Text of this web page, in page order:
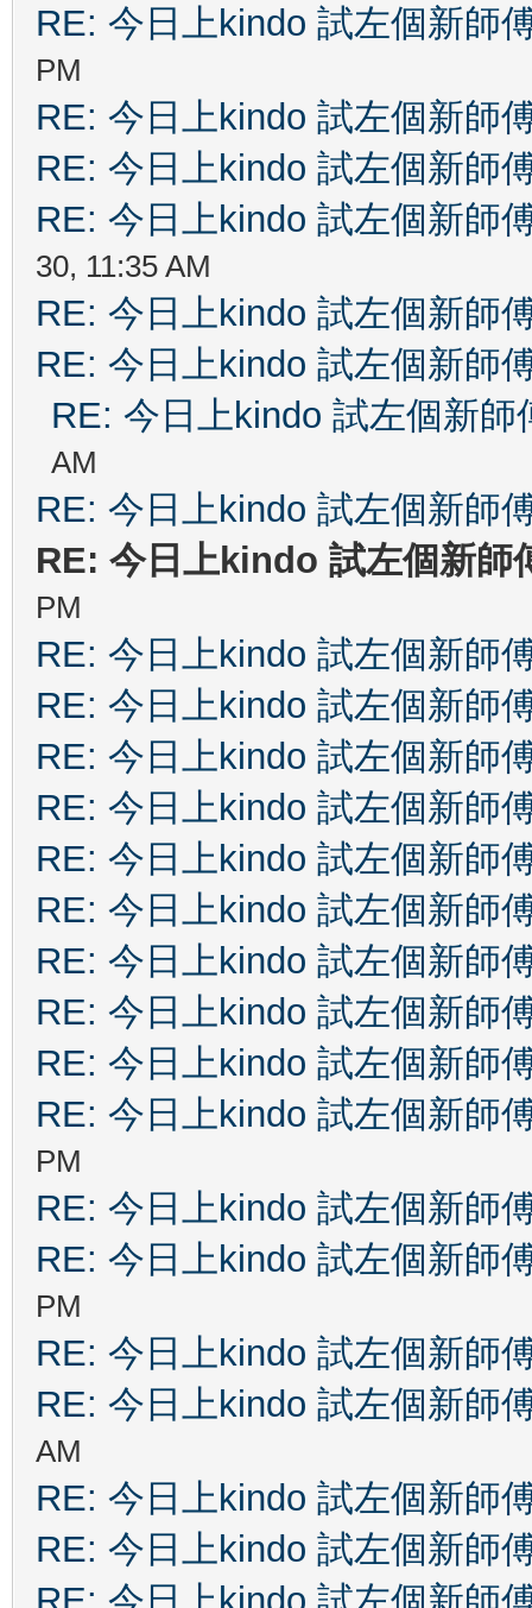
RE: 今日上kindo 試左個新師
PM
RE: 今日上kindo 試左個新師
RE: 今日上kindo 試左個新師
RE: 今日上kindo 試左個新師
30, 11:35 AM
RE: 今日上kindo 試左個新師
RE: 今日上kindo 試左個新師
RE: 今日上kindo 試左個新師
AM
RE: 今日上kindo 試左個新師
RE: 今日上kindo 試左個新師
PM
RE: 今日上kindo 試左個新師
RE: 今日上kindo 試左個新師
RE: 今日上kindo 試左個新師
RE: 今日上kindo 試左個新師
RE: 今日上kindo 試左個新師
RE: 今日上kindo 試左個新師
RE: 今日上kindo 試左個新師
RE: 今日上kindo 試左個新師
RE: 今日上kindo 試左個新師
RE: 今日上kindo 試左個新師
PM
RE: 今日上kindo 試左個新師
RE: 今日上kindo 試左個新師
PM
RE: 今日上kindo 試左個新師
RE: 今日上kindo 試左個新師
AM
RE: 今日上kindo 試左個新師
RE: 今日上kindo 試左個新師
RE: 今日上kindo 試左個新師